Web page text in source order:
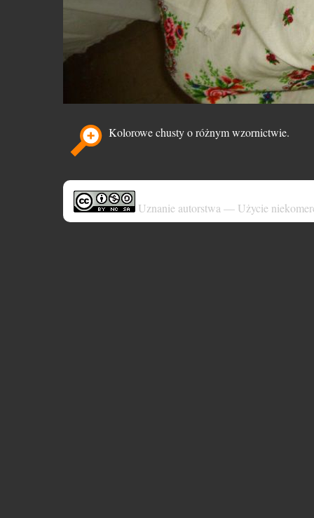
Kolorowe chusty o różnym wzornictwie.
Uznanie autorstwa — Użycie